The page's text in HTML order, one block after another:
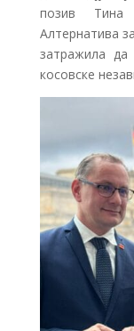
позив Тина
Алтернатива
затражила
косовске